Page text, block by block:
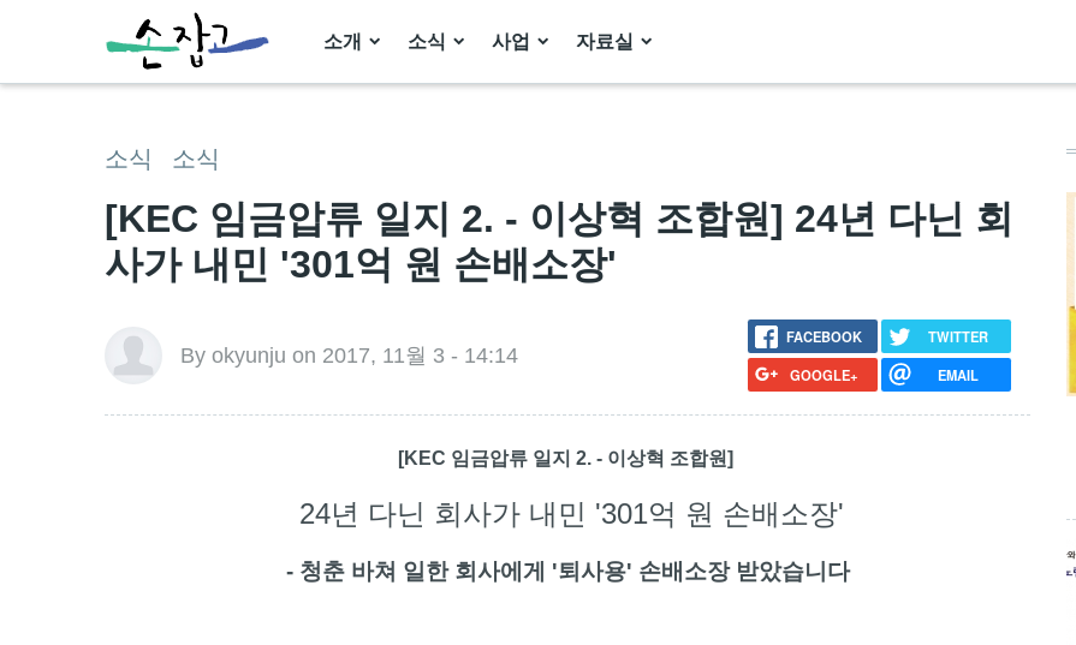
소개 소식 사업 자료실
소식 소식
[KEC 임금압류 일지 2. - 이상혁 조합원] 24년 다닌 회
사가 내민 '301억 원 손배소장'
By okyunju on 2017, 11월 3 - 14:14
FACEBOOK
TWITTER
GOOGLE+
EMAIL
[KEC 임금압류 일지 2. - 이상혁 조합원]
24년 다닌 회사가 내민 '301억 원 손배소장'
- 청춘 바쳐 일한 회사에게 '퇴사용' 손배소장 받았습니다